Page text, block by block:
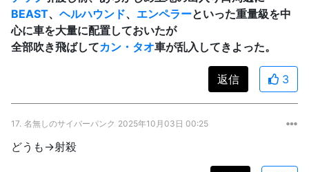
BEAST、 ヘルハウンド、 エンペラーといった重量級を中
心に車を大量に配置しておいたが
全部吹き飛ばしてカン・タオ車が乱入してきよった。
返信 3
17. 名無しのサイバーパンク 2025年10月03日 00:25
どうも→射殺